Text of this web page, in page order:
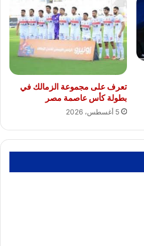
تعرف على مجموعة الزمالك في
بطولة كأس عاصمة مصر
5 أغسطس، 2026